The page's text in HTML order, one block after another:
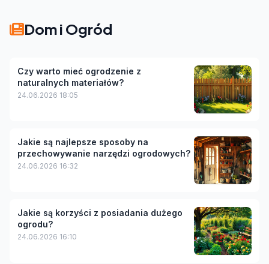
Dom i Ogród
Czy warto mieć ogrodzenie z
naturalnych materiałów?
24.06.2026 18:05
Jakie są najlepsze sposoby na
przechowywanie narzędzi ogrodowych?
24.06.2026 16:32
Jakie są korzyści z posiadania dużego
ogrodu?
24.06.2026 16:10